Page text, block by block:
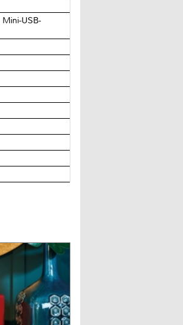
USB-